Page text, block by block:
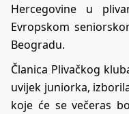
Hercegovine u
Evropskom
Beogradu.
Članica Plivačkog
uvijek juniorka,
koje će se večeras